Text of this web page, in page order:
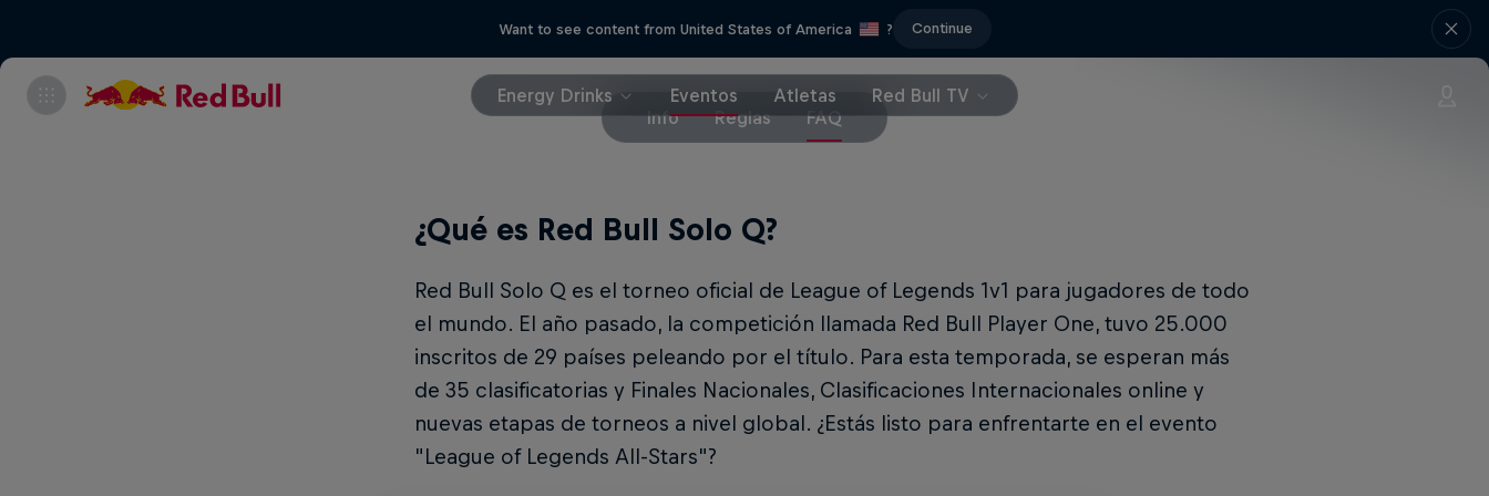
Want to see content from United States of America ? Continue
Energy Drinks Eventos Atletas
Red Bull TV
Info
Reglas FAQ
¿Qué es Red Bull Solo Q?
Red Bull Solo Q es el torneo oficial de League of Legends 1v1 para jugadores de todo
el mundo. El año pasado, la competición llamada Red Bull Player One, tuvo 25.000
inscritos de 29 países peleando por el título. Para esta temporada, se esperan más
de 35 clasificatorias y Finales Nacionales, Clasificaciones Internacionales online y
nuevas etapas de torneos a nivel global. ¿Estás listo para enfrentarte en el evento
"League of Legends All-Stars"?